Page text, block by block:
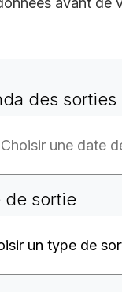
des sorties
de sortie